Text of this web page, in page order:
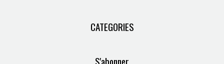
CATEGORIES
S'abonner